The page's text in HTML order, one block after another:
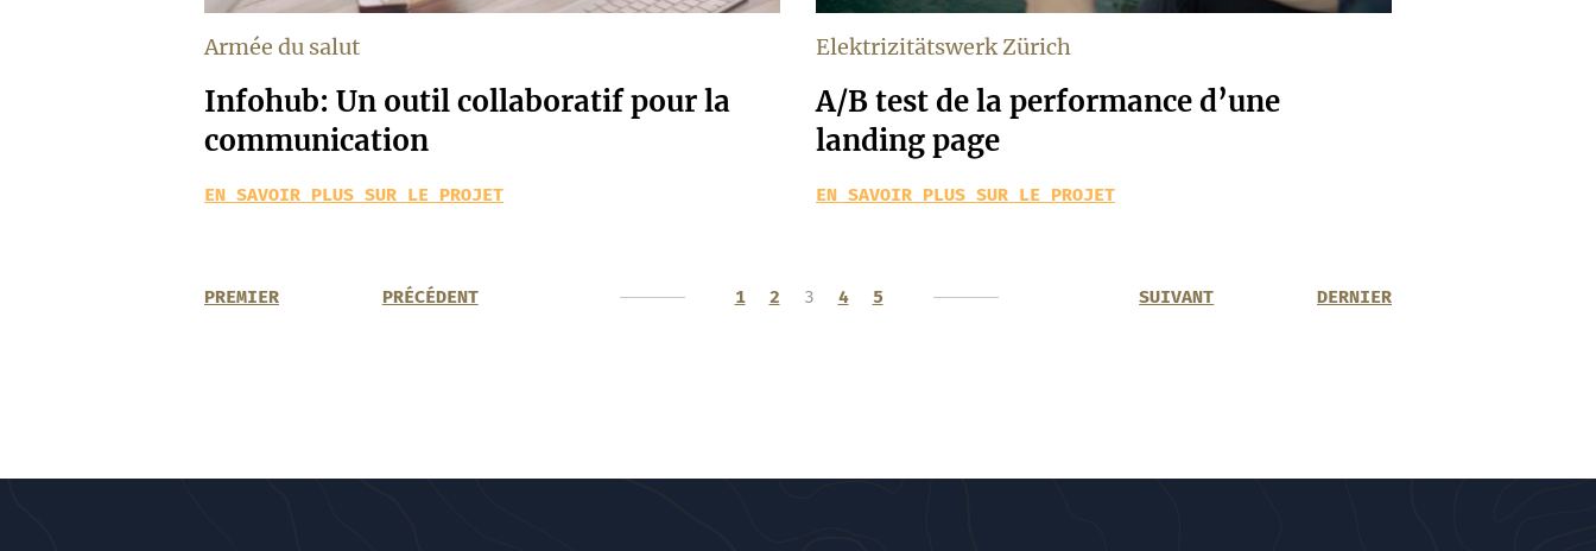
Armée du salut
Infohub: Un outil collaboratif pour la
communication
EN SAVOIR PLUS SUR LE PROJET
Elektrizitätswerk Zürich
A/B test de la performance d’une
landing page
EN SAVOIR PLUS SUR LE PROJET
PREMIER PRÉCÉDENT 1 2 3 4 5 SUIVANT DERNIER